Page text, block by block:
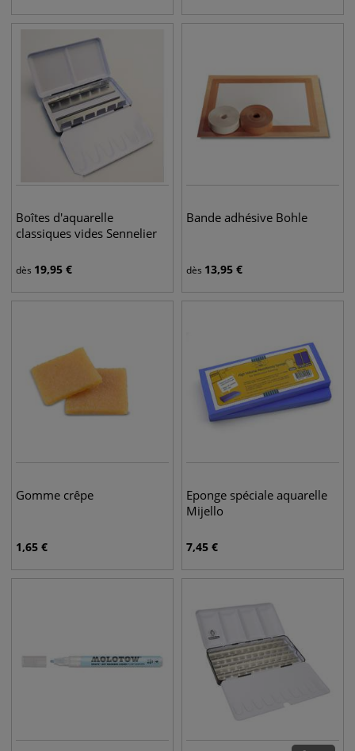
Boîtes d'aquarelle
classiques vides Sennelier
dès 19,95 €
Bande adhésive Bohle
dès 13,95 €
Gomme crêpe
1,65 €
Eponge spéciale aquarelle
Mijello
7,45 €